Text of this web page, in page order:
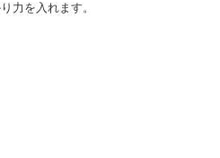
力を入れます。